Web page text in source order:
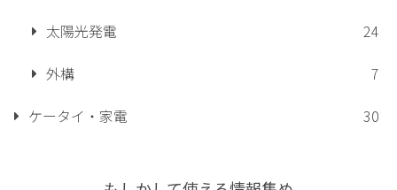
太陽光発電
24
外構
7
ケータイ・家電
30